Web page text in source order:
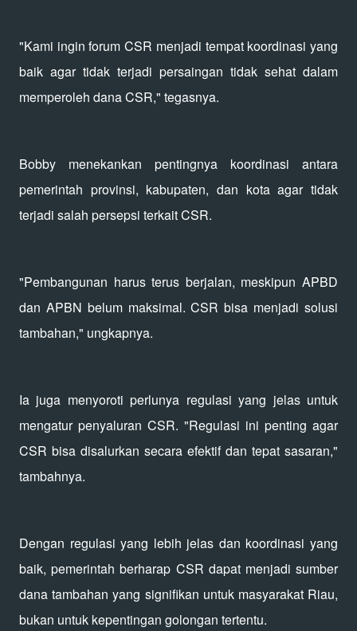
"Kami ingin forum CSR menjadi tempat koordinasi yang
baik agar tidak terjadi persaingan tidak sehat dalam
memperoleh dana CSR," tegasnya.
Bobby menekankan pentingnya koordinasi antara
pemerintah provinsi, kabupaten, dan kota agar tidak
terjadi salah persepsi terkait CSR.
"Pembangunan harus terus berjalan, meskipun APBD
dan APBN belum maksimal. CSR bisa menjadi solusi
tambahan," ungkapnya.
Ia juga menyoroti perlunya regulasi yang jelas untuk
mengatur penyaluran CSR. "Regulasi ini penting agar
CSR bisa disalurkan secara efektif dan tepat sasaran,"
tambahnya.
Dengan regulasi yang lebih jelas dan koordinasi yang
baik, pemerintah berharap CSR dapat menjadi sumber
dana tambahan yang signifikan untuk masyarakat Riau,
bukan untuk kepentingan golongan tertentu.